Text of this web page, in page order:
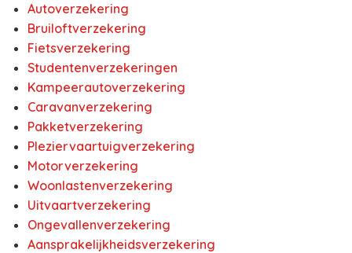
Autoverzekering
Bruiloftverzekering
Fietsverzekering
Studentenverzekeringen
Kampeerautoverzekering
Caravanverzekering
Pakketverzekering
Pleziervaartuigverzekering
Motorverzekering
Woonlastenverzekering
Uitvaartverzekering
Ongevallenverzekering
Aansprakelijkheidsverzekering